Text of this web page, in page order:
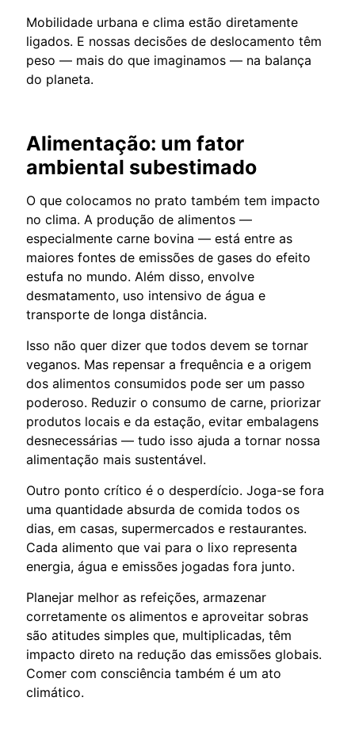
Mobilidade urbana e clima estão diretamente
ligados. E nossas decisões de deslocamento têm
peso — mais do que imaginamos — na balança
do planeta.
Alimentação: um fator
ambiental subestimado
O que colocamos no prato também tem impacto
no clima. A produção de alimentos —
especialmente carne bovina — está entre as
maiores fontes de emissões de gases do efeito
estufa no mundo. Além disso, envolve
desmatamento, uso intensivo de água e
transporte de longa distância.
Isso não quer dizer que todos devem se tornar
veganos. Mas repensar a frequência e a origem
dos alimentos consumidos pode ser um passo
poderoso. Reduzir o consumo de carne, priorizar
produtos locais e da estação, evitar embalagens
desnecessárias — tudo isso ajuda a tornar nossa
alimentação mais sustentável.
Outro ponto crítico é o desperdício. Joga-se fora
uma quantidade absurda de comida todos os
dias, em casas, supermercados e restaurantes.
Cada alimento que vai para o lixo representa
energia, água e emissões jogadas fora junto.
Planejar melhor as refeições, armazenar
corretamente os alimentos e aproveitar sobras
são atitudes simples que, multiplicadas, têm
impacto direto na redução das emissões globais.
Comer com consciência também é um ato
climático.